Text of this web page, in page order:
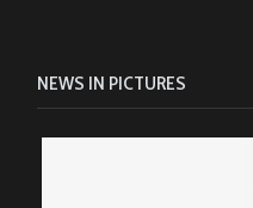
NEWS IN PICTURES